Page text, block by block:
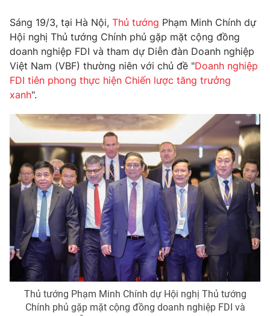
Câu chuyện quốc tế
Thị trường
Góc doanh nghiệp
Truyền hình
Phim VTV
Hậu trường
Nhân vật
Khán giả
Giải sao mai
Giải trí
Âm nhạc
Sao
Đời sống
Du lịch
Làm đẹp
Chất lượng cuộc sống
Giáo dục
Tuyển sinh
Học trực tuyến
Công nghệ
Hitech Công nghệ tương lai
Sản phẩm
Thị trường
Tư vấn
Giao lưu trực tuyến
Lịch phát sóng
Chuyên mục khác
Sáng 19/3, tại Hà Nội, Thủ tướng Phạm Minh Chính dự
Hội nghị Thủ tướng Chính phủ gặp mặt cộng đồng
doanh nghiệp FDI và tham dự Diễn đàn Doanh nghiệp
Việt Nam (VBF) thường niên với chủ đề "Doanh nghiệp
FDI tiên phong thực hiện Chiến lược tăng trưởng
xanh".
Thủ tướng Phạm Minh Chính dự Hội nghị Thủ tướng
Chính phủ gặp mặt cộng đồng doanh nghiệp FDI và